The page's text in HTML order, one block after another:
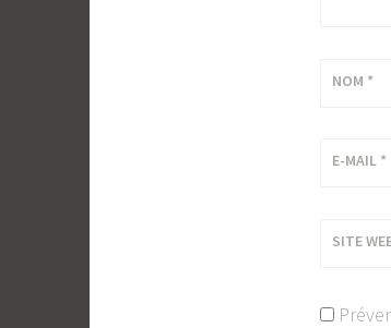
NOM *
E-MAIL *
SITE